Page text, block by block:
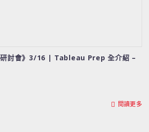
研討會》3/16 | Tableau Prep 全介紹 –
閱讀更多